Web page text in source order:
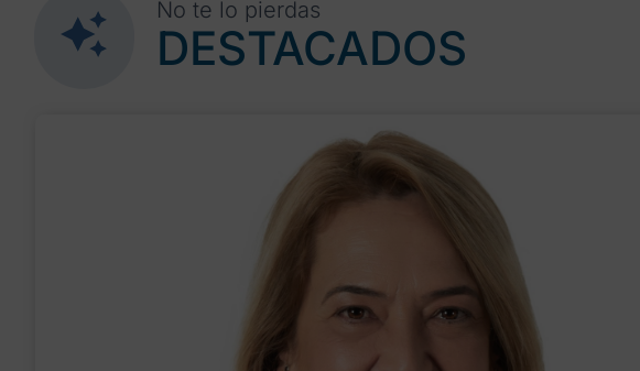
No te lo pierdas
DESTACADOS